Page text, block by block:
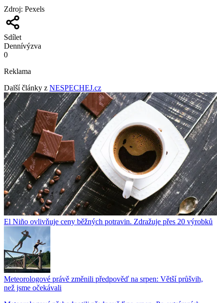
Zdroj: Pexels
Sdílet
Dennívýzva
0
Reklama
Další články z NESPECHEJ.cz
El Niño ovlivňuje ceny běžných potravin. Zdražuje přes 20 výrobků
Meteorologové právě změnili předpověď na srpen: Větší průšvih,
než jsme očekávali